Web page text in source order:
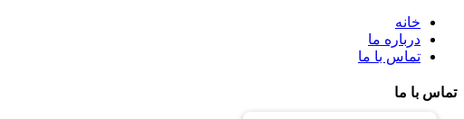
خانه
درباره ما
تماس با ما
تماس با ما